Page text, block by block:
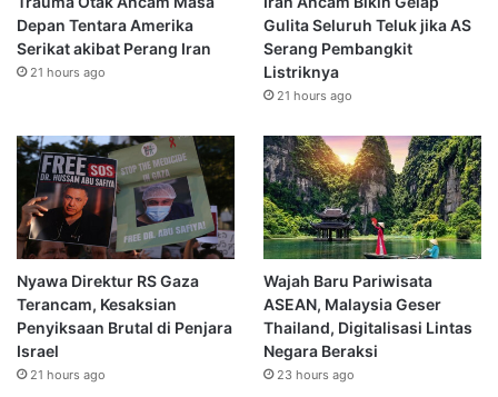
Depan Tentara Amerika
Serikat akibat Perang Iran
21 hours ago
Gulita Seluruh Teluk jika AS
Serang Pembangkit
Listriknya
21 hours ago
Nyawa Direktur RS Gaza
Terancam, Kesaksian
Penyiksaan Brutal di Penjara
Israel
21 hours ago
Wajah Baru Pariwisata
ASEAN, Malaysia Geser
Thailand, Digitalisasi Lintas
Negara Beraksi
23 hours ago